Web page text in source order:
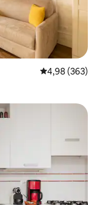
Gemiddelde
4,98 (363)